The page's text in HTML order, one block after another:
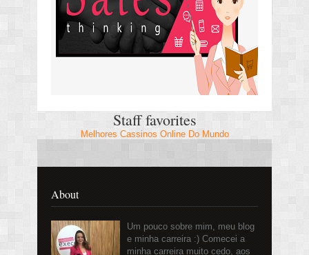
Staff favorites
Melhores Cassinos Online Do Mundo
About
Um pouco sobre mim, meu blog
e minha carreira :) Comecei a
minha carreira muito cedo, aos